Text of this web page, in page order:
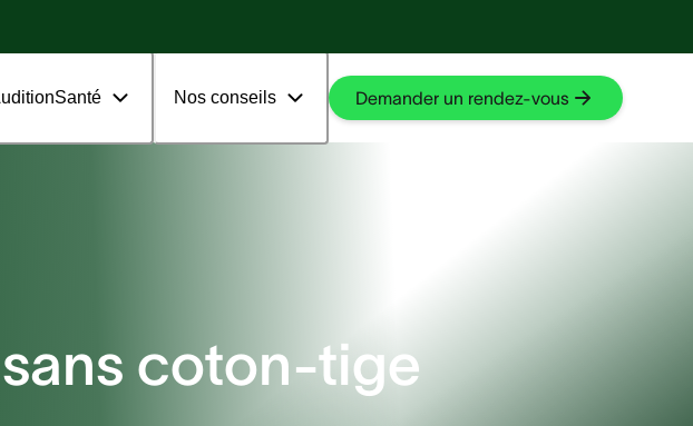
Nos conseils Demander un rendez-vous
En savoir plus
En savoir plus
coton-tige